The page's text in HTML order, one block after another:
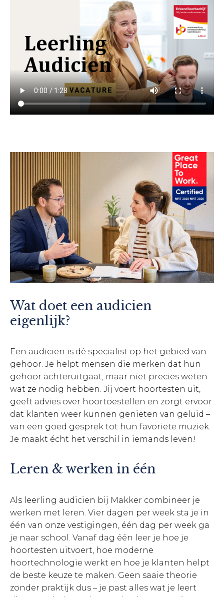
Wat doet een audicien
eigenlijk?
Een audicien is dé specialist op het gebied van
gehoor. Je helpt mensen die merken dat hun
gehoor achteruitgaat, maar niet precies weten
wat ze nodig hebben. Jij voert hoortesten uit,
geeft advies over hoortoestellen en zorgt ervoor
dat klanten weer kunnen genieten van geluid –
van een goed gesprek tot hun favoriete muziek.
Je maakt écht het verschil in iemands leven!
Leren & werken in één
Als leerling audicien bij Makker combineer je
werken met leren. Vier dagen per week sta je in
één van onze vestigingen, één dag per week ga
je naar school. Vanaf dag één leer je hoe je
hoortesten uitvoert, hoe moderne
hoortechnologie werkt en hoe je klanten helpt
de beste keuze te maken. Geen saaie theorie
zonder praktijk dus – je past alles wat je leert